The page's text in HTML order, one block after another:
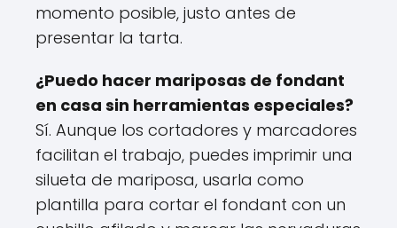
momento posible, justo antes de
presentar la tarta.
¿Puedo hacer mariposas de fondant
en casa sin herramientas especiales?
Sí. Aunque los cortadores y marcadores
facilitan el trabajo, puedes imprimir una
silueta de mariposa, usarla como
plantilla para cortar el fondant con un